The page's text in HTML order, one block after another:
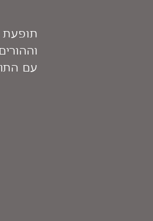
תופעת
עם